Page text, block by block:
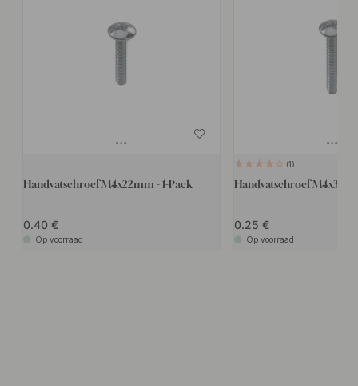
Handvatschroef M4x22mm - 1-Pack
0.40
Op voorraad
1
Handvatschroef
0.25
Op voorraad